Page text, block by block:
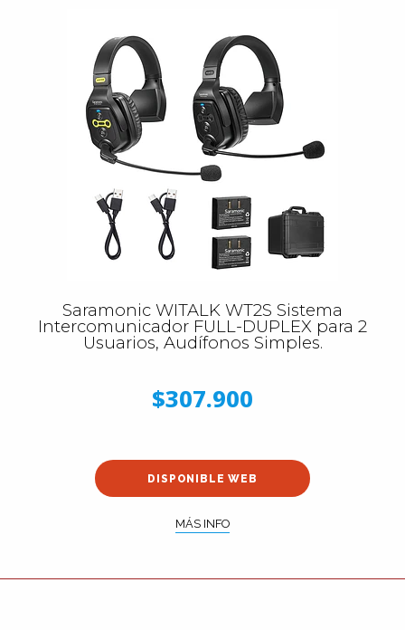
Saramonic WITALK WT2S Sistema
Intercomunicador FULL-DUPLEX para 2
Usuarios, Audífonos Simples.
$307.900
DISPONIBLE WEB
MÁS INFO